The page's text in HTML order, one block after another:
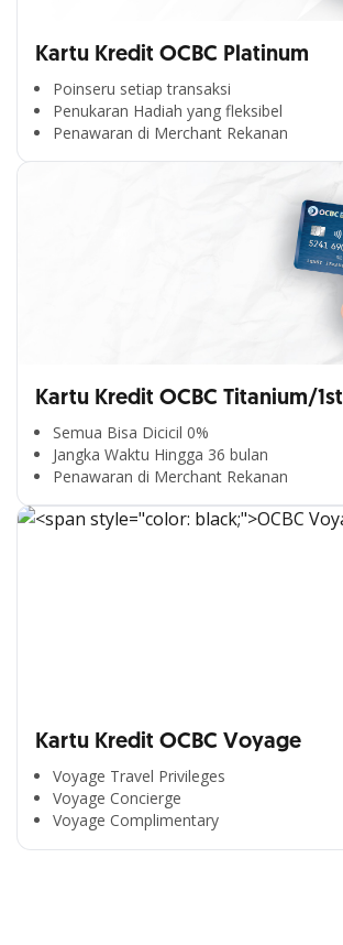
Kartu Kredit OCBC Platinum
Poinseru setiap transaksi
Penukaran Hadiah yang fleksibel
Penawaran di Merchant Rekanan
Kartu Kredit OCBC Titanium/1st
Semua Bisa Dicicil 0%
Jangka Waktu Hingga 36 bulan
Penawaran di Merchant Rekanan
Kartu Kredit OCBC Voyage
Voyage Travel Privileges
Voyage Concierge
Voyage Complimentary
Segala Kemudahan Ada
di Satu Genggaman